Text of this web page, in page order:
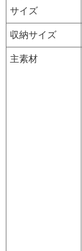
サイズ
収納サイズ
主素材